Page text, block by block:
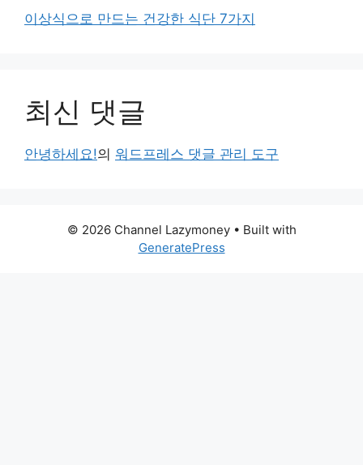
이상식으로 만드는 건강한 식단 7가지
최신 댓글
안녕하세요!의 워드프레스 댓글 관리 도구
© 2026 Channel Lazymoney• Built with
GeneratePress